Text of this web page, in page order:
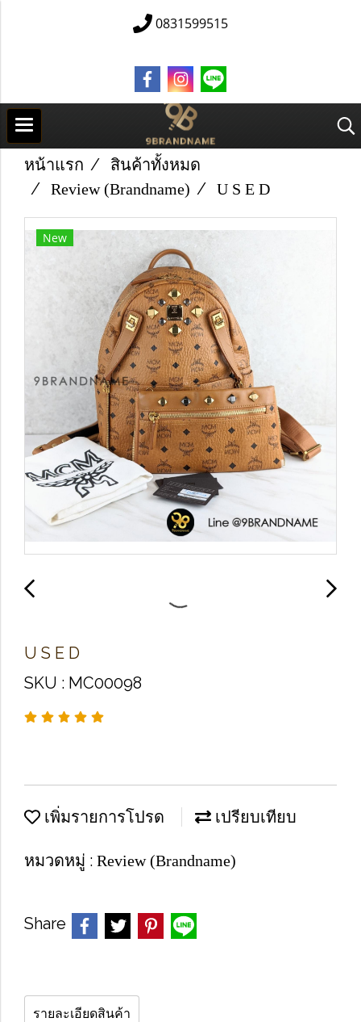
0831599515
หน้าแรก
สินค้าทั้งหมด
Review (Brandname)
U​ S E D
New
U​ S E D
SKU : MC00098
เพิ่มรายการโปรด เปรียบเทียบ
หมวดหมู่ : Review (Brandname)
Share
รายละเอียดสินค้า